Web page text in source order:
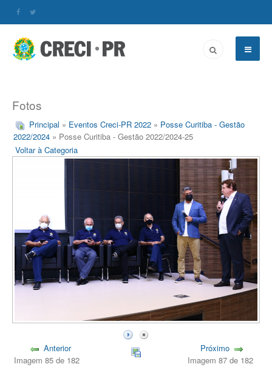
Fotos
Principal » Eventos Creci-PR 2022 » Posse Curitiba - Gestão
2022/2024 » Posse Curitiba - Gestão 2022/2024-25
Voltar à Categoria
Anterior
Imagem 85 de 182
Próximo
Imagem 87 de 182